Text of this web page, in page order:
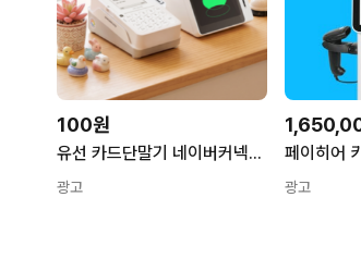
100원
유선 카드단말기 네이버커넥트 신규 개인
광고 광고